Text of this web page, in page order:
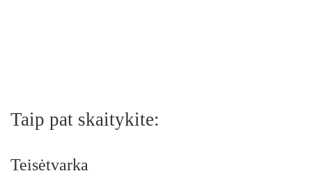
Taip pat skaitykite:
Teisėtvarka